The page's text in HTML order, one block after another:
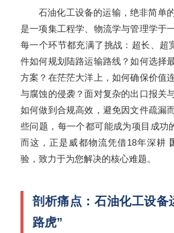
石油化工设备的运输，绝非简单
是一项集工程学、物流学与管理学于
每一个环节都充满了挑战：超长、超
件如何规划陆路运输路线？如何选择
方案？在茫茫大洋上，如何确保价值
与腐蚀的侵袭？面对复杂的出口报关
如何做到合规高效，避免因文件疏漏
些问题，每一个都可能成为项目成功
而这，正是威都物流凭借18年深耕
验，致力于为您解决的核心难题。
剖析痛点：石油化工设备
路虎”